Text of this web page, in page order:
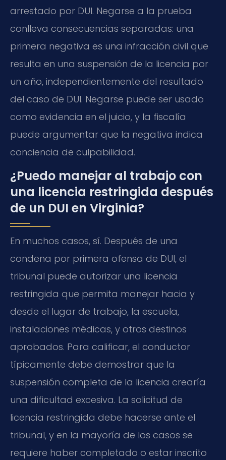
arrestado por DUI. Negarse a la prueba
conlleva consecuencias separadas: una
primera negativa es una infracción civil que
resulta en una suspensión de la licencia por
un año, independientemente del resultado
del caso de DUI. Negarse puede ser usado
como evidencia en el juicio, y la fiscalía
puede argumentar que la negativa indica
conciencia de culpabilidad.
¿Puedo manejar al trabajo con
una licencia restringida después
de un DUI en Virginia?
En muchos casos, sí. Después de una
condena por primera ofensa de DUI, el
tribunal puede autorizar una licencia
restringida que permita manejar hacia y
desde el lugar de trabajo, la escuela,
instalaciones médicas, y otros destinos
aprobados. Para calificar, el conductor
típicamente debe demostrar que la
suspensión completa de la licencia crearía
una dificultad excesiva. La solicitud de
licencia restringida debe hacerse ante el
tribunal, y en la mayoría de los casos se
requiere haber completado o estar inscrito